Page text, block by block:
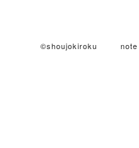
©shoujokiroku note